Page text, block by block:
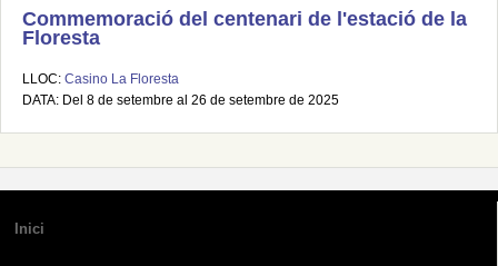
Commemoració del centenari de l'estació de la
Floresta
LLOC: Casino La Floresta
DATA: Del 8 de setembre al 26 de setembre de 2025
Inici